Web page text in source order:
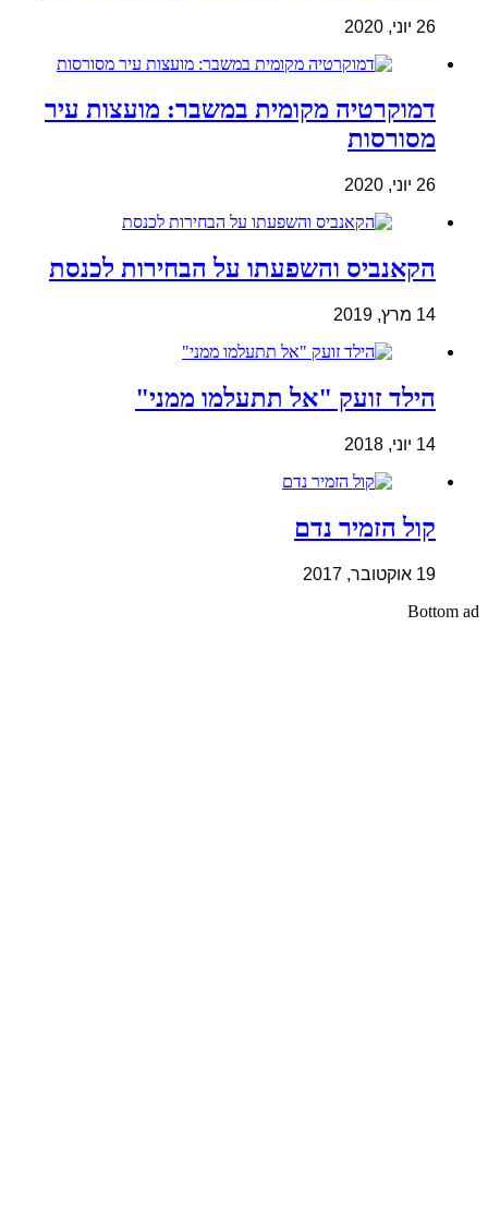
26 יוני, 2020
דמוקרטיה מקומית במשבר: מועצות עיר
מסורסות
26 יוני, 2020
הקאנביס והשפעתו על הבחירות לכנסת
14 מרץ, 2019
הילד זועק "אל תתעלמו ממני"
14 יוני, 2018
קול הזמיר נדם
19 אוקטובר, 2017
Bottom ad